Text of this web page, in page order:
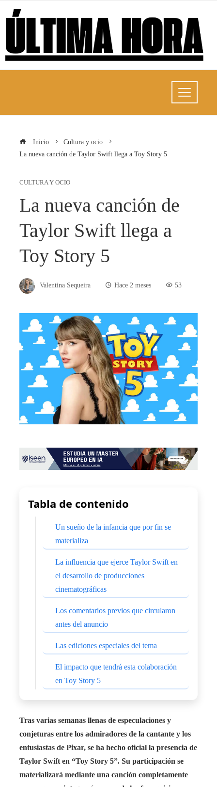
Inicio
Cultura y ocio
La nueva canción de Taylor Swift llega a Toy Story 5
CULTURA Y OCIO
La nueva canción de
Taylor Swift llega a
Toy Story 5
Valentina Sequeira Hace 2 meses 53
Tabla de contenido
Un sueño de la infancia que por fin se
materializa
La influencia que ejerce Taylor Swift en
el desarrollo de producciones
cinematográficas
Los comentarios previos que circularon
antes del anuncio
Las ediciones especiales del tema
El impacto que tendrá esta colaboración
en Toy Story 5
Tras varias semanas llenas de especulaciones y
conjeturas entre los admiradores de la cantante y los
entusiastas de Pixar, se ha hecho oficial la presencia de
Taylor Swift en “Toy Story 5”. Su participación se
materializará mediante una canción completamente